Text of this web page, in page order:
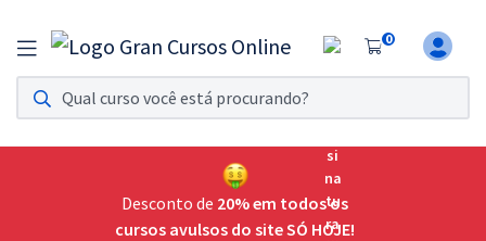
0
Assinatura Ilimitada 11
Acesso a todos os cursos. Teste grátis por 7 dias!
Assinatura OAB Até Passar
Acesso ilimitado a toda preparação para o Exame da
Desconto de 20% em todos os
cursos avulsos do site SÓ HOJE!